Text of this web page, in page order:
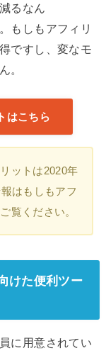
るなん
もしもアフィリ
ですし、変なモ
。
はこちら
ットは2020年
はもしもアフ
覧ください。
けた便利ツー
に用意されてい